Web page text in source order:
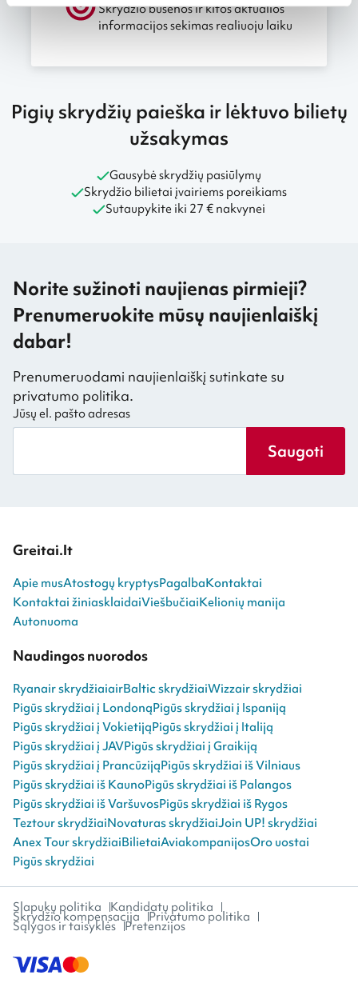
Skrydžio būsenos ir kitos aktualios
informacijos sekimas realiuoju laiku
Pigių skrydžių paieška ir lėktuvo bilietų
užsakymas
Gausybė skrydžių pasiūlymų
Skrydžio bilietai įvairiems poreikiams
Sutaupykite iki 27 € nakvynei
Norite sužinoti naujienas pirmieji?
Prenumeruokite mūsų naujienlaiškį
dabar!
Prenumeruodami naujienlaiškį sutinkate su
privatumo politika.
Jūsų el. pašto adresas
Saugoti
Greitai.lt
Apie musAtostogų kryptysPagalbaKontaktai
Kontaktai žiniasklaidaiViešbučiaiKelionių manija
Autonuoma
Naudingos nuorodos
Ryanair skrydžiaiairBaltic skrydžiaiWizzair skrydžiai
Pigūs skrydžiai į LondonąPigūs skrydžiai į Ispaniją
Pigūs skrydžiai į VokietijąPigūs skrydžiai į Italiją
Pigūs skrydžiai į JAVPigūs skrydžiai į Graikiją
Pigūs skrydžiai į PrancūzijąPigūs skrydžiai iš Vilniaus
Pigūs skrydžiai iš KaunoPigūs skrydžiai iš Palangos
Pigūs skrydžiai iš VaršuvosPigūs skrydžiai iš Rygos
Teztour skrydžiaiNovaturas skrydžiaiJoin UP! skrydžiai
Anex Tour skrydžiaiBilietaiAviakompanijosOro uostai
Pigūs skrydžiai
Slapukų politika Kandidatų politika
Skrydžio kompensacija Privatumo politika
Sąlygos ir taisyklės Pretenzijos